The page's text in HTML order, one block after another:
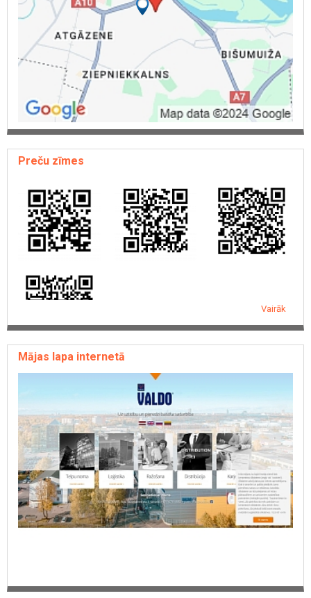
Preču zīmes
Vairāk
Mājas lapa internetā